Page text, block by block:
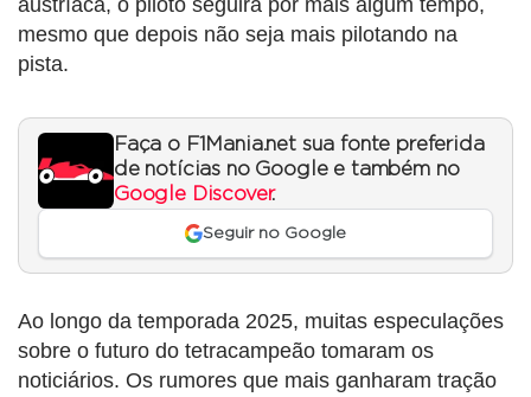
mesmo que depois não seja mais pilotando na
pista.
Faça o F1Mania.net sua fonte preferida
de notícias no Google e também no
Google Discover.
Seguir no Google
Ao longo da temporada 2025, muitas especulações
sobre o futuro do tetracampeão tomaram os
noticiários. Os rumores que mais ganharam tração